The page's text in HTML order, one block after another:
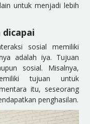
untuk menjadi lebih
sosial memiliki
adalah iya. Tujuan
sosial. Misalnya,
tujuan untuk
itu, seseorang
penghasilan.